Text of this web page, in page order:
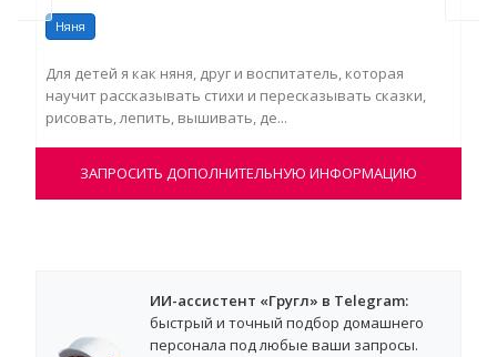
Няня
Для детей я как няня, друг и воспитатель, которая
научит рассказывать стихи и пересказывать сказки,
рисовать, лепить, вышивать, де...
ЗАПРОСИТЬ ДОПОЛНИТЕЛЬНУЮ ИНФОРМАЦИЮ
ИИ-ассистент «Гругл» в Telegram:
быстрый и точный подбор домашнего
персонала под любые ваши запросы.